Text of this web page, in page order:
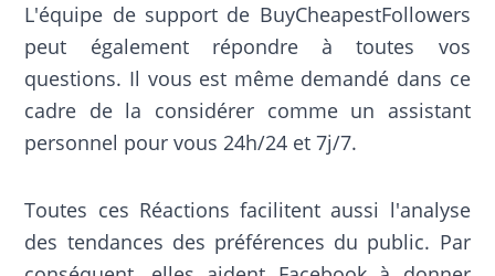
L'équipe de support de BuyCheapestFollowers
peut également répondre à toutes vos
questions. Il vous est même demandé dans ce
cadre de la considérer comme un assistant
personnel pour vous 24h/24 et 7j/7.
Toutes ces Réactions facilitent aussi l'analyse
des tendances des préférences du public. Par